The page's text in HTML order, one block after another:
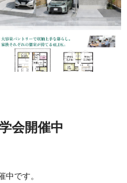
会開催中
中です。